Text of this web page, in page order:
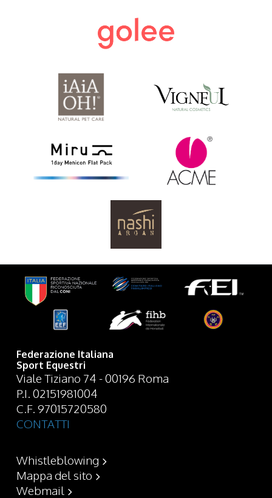
Federazione Italiana
Sport Equestri
Viale Tiziano 74 - 00196 Roma
P.I. 02151981004
C.F. 97015720580
CONTATTI
Whistleblowing
Mappa del sito
Webmail